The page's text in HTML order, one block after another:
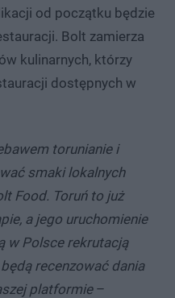
od początku będzie
Bolt zamierza
kulinarnych, którzy
dostępnych w
torunianie i
smaki lokalnych
Food. Toruń to już
a jego uruchomienie
w Polsce rekrutacją
recenzować dania
platformie–